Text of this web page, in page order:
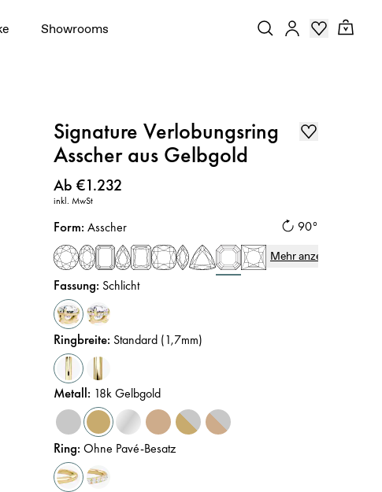
Showrooms
Signature Verlobungsring
Asscher aus Gelbgold
Preis:
Ab €1.232
inkl. MwSt
90°
Form:Asscher
Mehr anzeigen
Fassung: Schlicht
Ringbreite: Standard (1,7mm)
Metall: 18k Gelbgold
Ring:Ohne Pavé-Besatz